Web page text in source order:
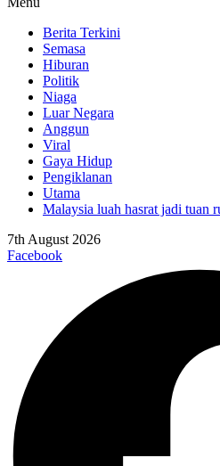
Berita Terkini
Semasa
Hiburan
Politik
Niaga
Luar Negara
Anggun
Viral
Gaya Hidup
Pengiklanan
Utama
Malaysia luah hasrat jadi tuan
7th August 2026
Facebook